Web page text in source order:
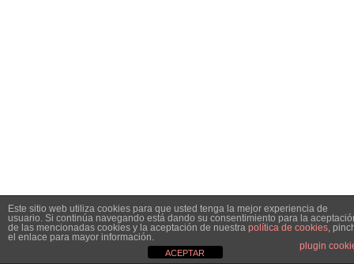
Este sitio web utiliza cookies para que usted tenga la mejor experiencia de
usuario. Si continúa navegando está dando su consentimiento para la
de las mencionadas cookies y la aceptación de nuestra política de cookies,
el enlace para mayor información.
plugin
ACEPTAR